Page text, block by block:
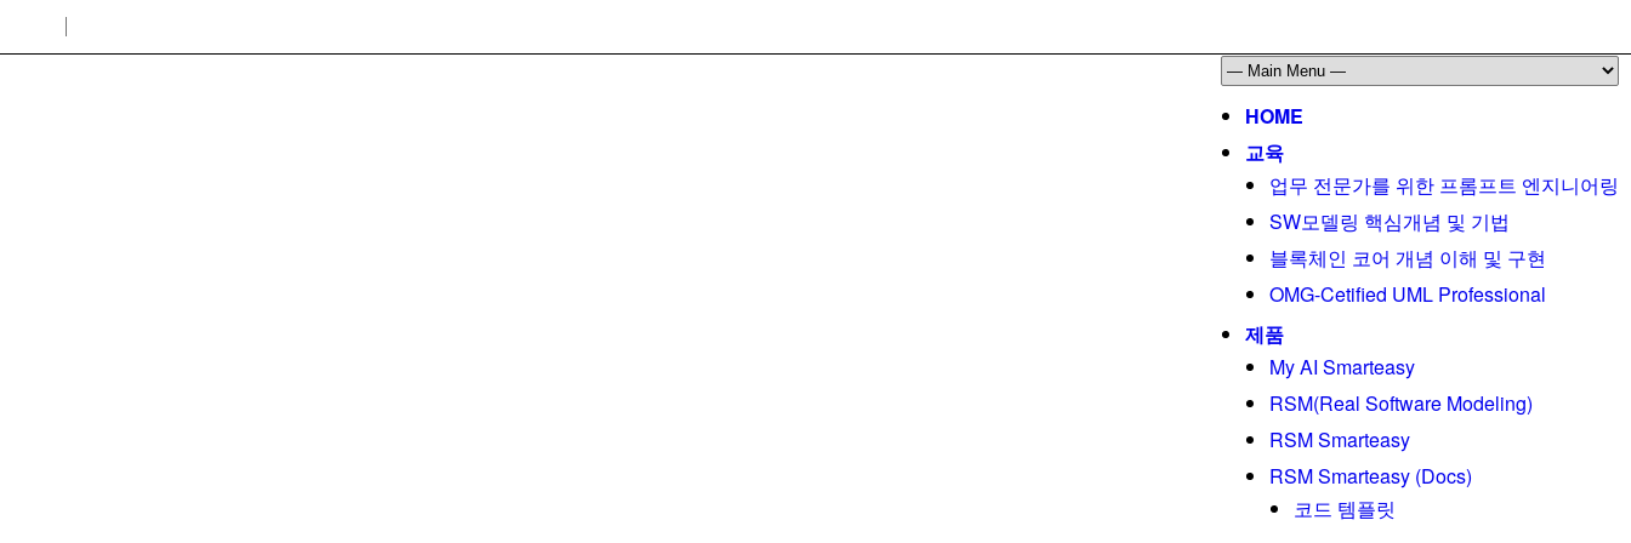
HOME
교육
업무 전문가를 위한 프롬프트 엔지니어링
SW모델링 핵심개념 및 기법
블록체인 코어 개념 이해 및 구현
OMG-Cetified UML Professional
제품
My AI Smarteasy
RSM(Real Software Modeling)
RSM Smarteasy
RSM Smarteasy (Docs)
코드 템플릿